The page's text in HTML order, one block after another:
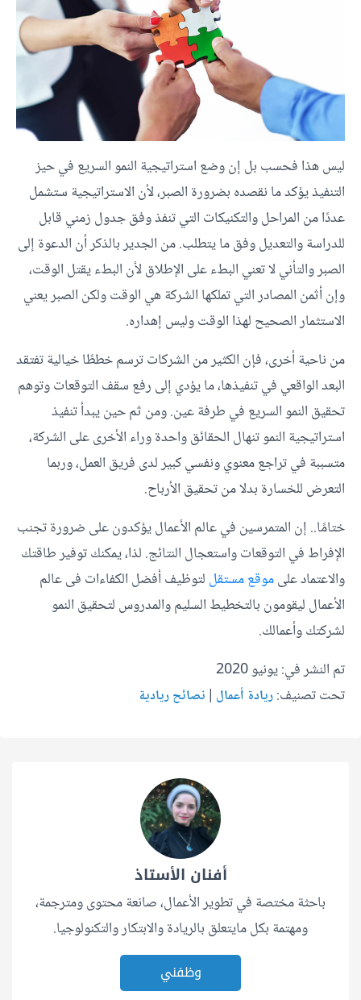
ليس هذا فحسب بل إن وضع استراتيجية النمو السريع في حيز
التنفيذ يؤكد ما نقصده بضرورة الصبر، لأن الاستراتيجية ستشمل
عددًا من المراحل والتكنيكات التي تنفذ وفق جدول زمني قابل
للدراسة والتعديل وفق ما يتطلب. من الجدير بالذكر أن الدعوة إلى
الصبر والتأني لا تعني البطء على الإطلاق لأن البطء يقتل الوقت،
وإن أثمن المصادر التي تملكها الشركة هي الوقت ولكن الصبر يعني
الاستثمار الصحيح لهذا الوقت وليس إهداره.
من ناحية أخرى، فإن الكثير من الشركات ترسم خططًا خيالية تفتقد
البعد الواقعي في تنفيذها، ما يؤدي إلى رفع سقف التوقعات وتوهم
تحقيق النمو السريع في طرفة عين. ومن ثم حين يبدأ تنفيذ
استراتيجية النمو تنهال الحقائق واحدة وراء الأخرى على الشركة،
متسببة في تراجع معنوي ونفسي كبير لدى فريق العمل، وربما
التعرض للخسارة بدلا من تحقيق الأرباح.
ختامًا.. إن المتمرسين في عالم الأعمال يؤكدون على ضرورة تجنب
الإفراط في التوقعات واستعجال النتائج. لذا، يمكنك توفير طاقتك
والاعتماد علىموقع مستقل لتوظيف أفضل الكفاءات فى عالم
الأعمال ليقومون بالتخطيط السليم والمدروس لتحقيق النمو
لشركتك وأعمالك.
تم النشر في: يونيو 2020
تحت تصنيف:ريادة أعمال | نصائح ريادية
أفنان الأستاذ
باحثة مختصة في تطوير الأعمال، صانعة محتوى ومترجمة،
ومهتمة بكل مايتعلق بالريادة والابتكار والتكنولوجيا.
وظفني